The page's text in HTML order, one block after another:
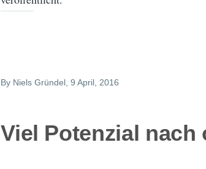
By Niels Gründel , 9 April, 2016
Viel Potenzial nach